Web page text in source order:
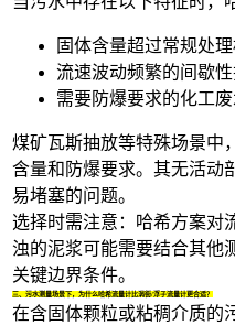
固体含量超过常规处
流速波动频繁的间歇
需要防爆要求的化工废
煤矿瓦斯抽放等特殊场景中
含量和防爆要求。其无活动
易堵塞的问题。
选择时需注意：哈希方案对
浊的泥浆可能需要结合其他
关键边界条件。
三、污水测量场景下，为什么哈希流量计比涡街/浮子流量计更合适？
在含固体颗粒或粘稠介质的